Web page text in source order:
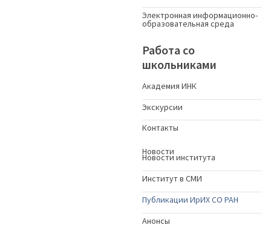
Электронная информационно-
образовательная среда
Работа со
школьниками
Академия ИНК
Экскурсии
Контакты
Новости
Новости института
Институт в СМИ
Публикации ИрИХ СО РАН
Анонсы